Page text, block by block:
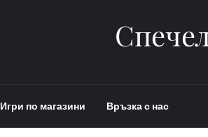
Игри по магазини Връзка с нас